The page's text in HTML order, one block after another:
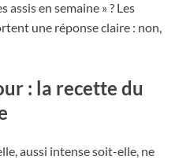
assis en semaine » ? Les
une réponse claire : non,
: la recette du
aussi intense soit-elle, ne